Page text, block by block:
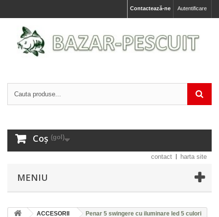
Autentificare
Contactează-ne
Coș (gol)
contact harta site
MENIU
ACCESORII Penar 5 swingere cu iluminare led 5 culori